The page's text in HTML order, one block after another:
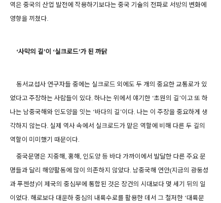
역은 중국의 산업 발전에 작용하기보다는 중국 기술의 전파로 서방의 변화에
영향을 끼쳤다.
‘사막의 길’이 ‘실크로드’가 된 까닭
동서교섭사 연구자들 중에는 실크로드 외에도 두 개의 중요한 교통로가 있
었다고 주장하는 사람들이 있다. 하나는 위에서 얘기한 ‘초원의 길 ’이고 또 하
나는 남중국해와 인도양을 잇는 ‘바다의 길 ’이다. 나는 이 주장을 중요하게 생
각하지 않는다. 실제 역사 속에서 실크로드가 맡은 역할에 비해 다른 두 길의
역할이 미미했기 때문이다.
중국문명은 지중해 ,홍해 인도양 등 바다 가까이에서 발달한 다른 주요 문
명들과 달리 해양활동에 많이 의존하지 않았다 남중국해 연안(지금의 광둥성
과 푸젠성)이 제국의 중심부에 통합된 것은 장건의 시대보다 몇 세기 뒤의 일
이었다 해로보다 대운하 중심의 내륙수로를 활용한 데서 그 철저한 ‘대륙문